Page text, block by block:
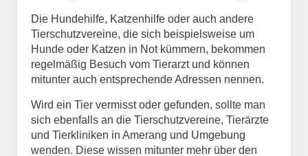
Die Hundehilfe, Katzenhilfe oder auch andere
Tierschutzvereine, die sich beispielsweise um
Hunde oder Katzen in Not kümmern, bekommen
regelmäßig Besuch vom Tierarzt und können
mitunter auch entsprechende Adressen nennen.
Wird ein Tier vermisst oder gefunden, sollte man
sich ebenfalls an die Tierschutzvereine, Tierärzte
und Tierkliniken in Amerang und Umgebung
wenden. Diese wissen mitunter mehr über den